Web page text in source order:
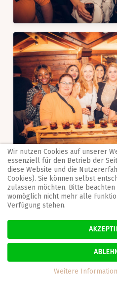
Wir nutzen Cookies auf unserer
essenziell für den Betrieb der
diese Website und die
Cookies). Sie können selbst
zulassen möchten. Bitte
womöglich nicht mehr alle
Verfügung stehen.
Weitere